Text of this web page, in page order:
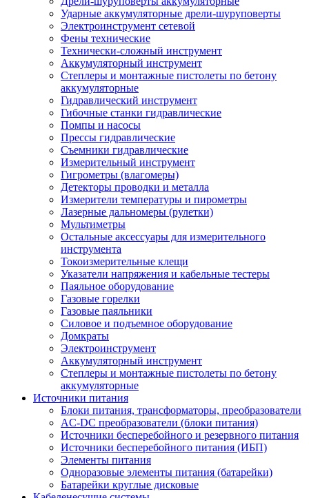
Ударные аккумуляторные дрели-шуруповерты
Электроинструмент сетевой
Фены технические
Технически-сложный инструмент
Аккумуляторный инструмент
Степлеры и монтажные пистолеты по бетону
аккумуляторные
Гидравлический инструмент
Гибочные станки гидравлические
Помпы и насосы
Прессы гидравлические
Съемники гидравлические
Измерительный инструмент
Гигрометры (влагомеры)
Детекторы проводки и металла
Измерители температуры и пирометры
Лазерные дальномеры (рулетки)
Мультиметры
Остальные аксессуары для измерительного
инструмента
Токоизмерительные клещи
Указатели напряжения и кабельные тестеры
Паяльное оборудование
Газовые горелки
Газовые паяльники
Силовое и подъемное оборудование
Домкраты
Электроинструмент
Аккумуляторный инструмент
Степлеры и монтажные пистолеты по бетону
аккумуляторные
Источники питания
Блоки питания, трансформаторы, преобразователи
AC-DC преобразователи (блоки питания)
Источники бесперебойного и резервного питания
Источники бесперебойного питания (ИБП)
Элементы питания
Одноразовые элементы питания (батарейки)
Батарейки круглые дисковые